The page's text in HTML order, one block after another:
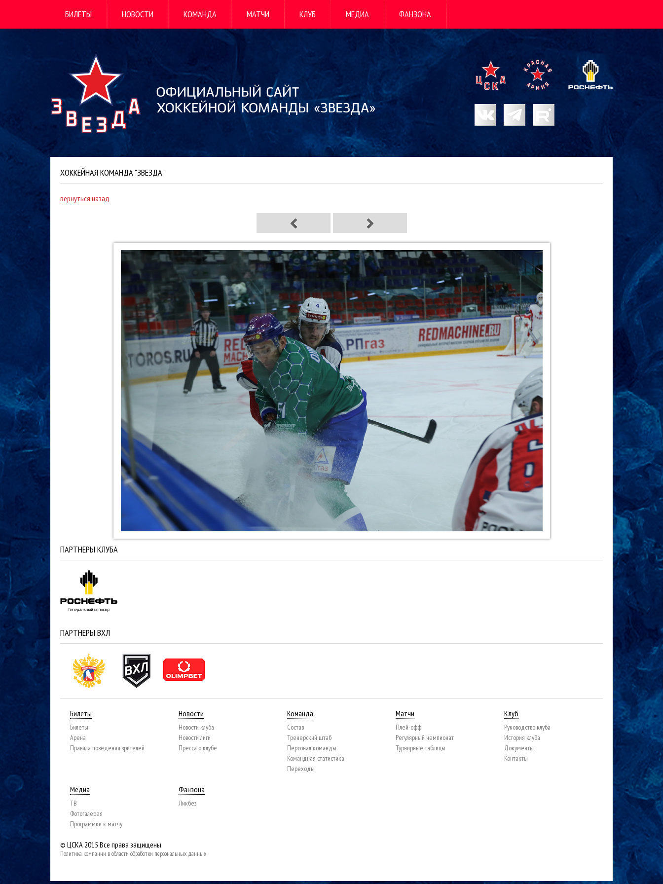
БИЛЕТЫ НОВОСТИ КОМАНДА МАТЧИ КЛУБ МЕДИА ФАНЗОНА
ХОККЕЙНАЯ КОМАНДА "ЗВЕЗДА"
вернуться назад
ПАРТНЕРЫ КЛУБА
ПАРТНЕРЫ ВХЛ
Билеты
Билеты
Арена
Правила поведения зрителей
Новости
Новости клуба
Новости лиги
Пресса о клубе
Команда
Состав
Тренерский штаб
Персонал команды
Командная статистика
Переходы
Матчи
Плей-офф
Регулярный чемпионат
Турнирные таблицы
Клуб
Руководство клуба
История клуба
Документы
Контакты
Медиа
ТВ
Фотогалерея
Программки к матчу
Фанзона
Ликбез
© ЦСКА 2015 Все права защищены
Политика компании в области обработки персональных данных